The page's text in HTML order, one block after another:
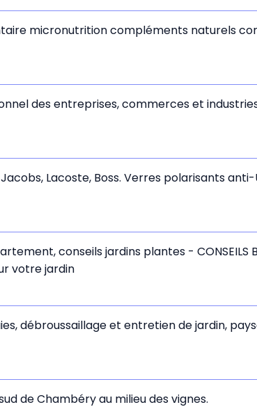
micronutrition compléments naturels
des entreprises, commerces et
Lacoste, Boss. Verres polarisants
conseils jardins plantes - CONSEILS
votre jardin
débroussaillage et entretien de jardin,
de Chambéry au milieu des vignes.